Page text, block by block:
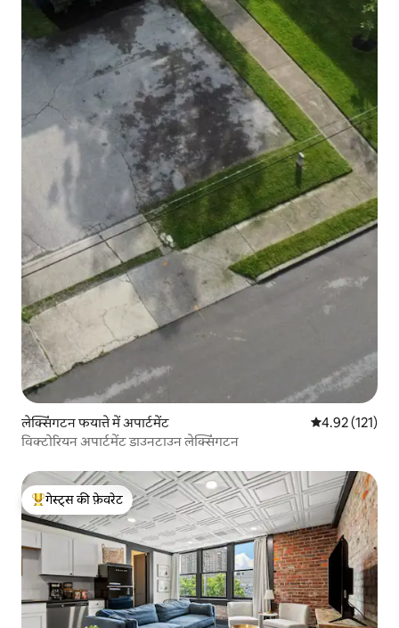
लेक्सिंगटन फयात्ते में अपार्टमेंट औसत रेटिंग 5 में से
4.92 (121)
विक्टोरियन अपार्टमेंट डाउनटाउन लेक्सिंगटन
गेस्ट्स का टॉप फ़ेवरेट
गेस्ट्स की फ़ेवरेट